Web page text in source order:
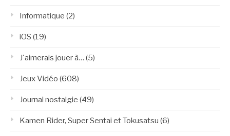
Informatique (2)
iOS (19)
J'aimerais jouer à… (5)
Jeux Vidéo (608)
Journal nostalgie (49)
Kamen Rider, Super Sentai et Tokusatsu (6)